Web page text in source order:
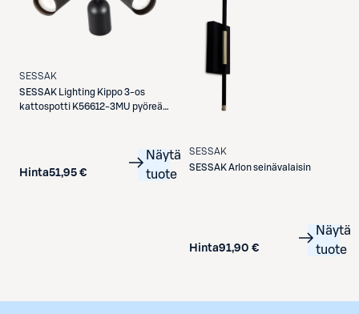
SESSAK
SESSAK
Lighting Kippo 3-os
kattospotti K56612-3MU pyöreä
Hinta51,95 €
Näytä
tuote
SESSAK
SESSAKArlon seinävalaisin
Hinta91,90 €
Näytä
tuote